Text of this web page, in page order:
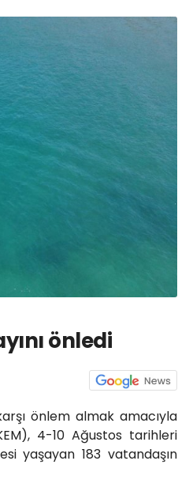
önledi
önlem almak amacıyla
4-10 Ağustos tarihleri
yaşayan 183 vatandaşın